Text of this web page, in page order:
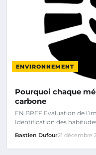
ENVIRONNEMENT
Pourquoi chaque
carbone
EN BREF Évaluation de
Identification des
Bastien Dufour21 décembre